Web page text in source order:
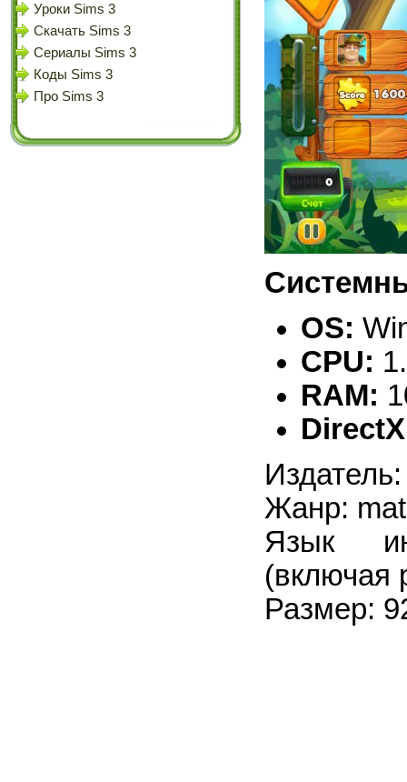
Уроки Sims 3
Скачать Sims 3
Сериалы Sims 3
Коды Sims 3
Про Sims 3
OS:
CPU:
RAM:
Жанр:
Язык
(включая
Размер: